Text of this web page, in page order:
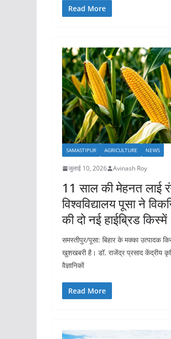
Read More
SAMASTIPUR AGRICULTURE NEWS
जुलाई 10, 2026 Avinash Roy
11 साल की मेहनत लाई
विश्वविद्यालय पूसा ने
की दो नई हाईब्रिड किस्में
समस्तीपुर/पूसा: बिहार के मक्का उत्पादक
खुशखबरी है। डॉ. राजेंद्र प्रसाद केंद्रीय
वैज्ञानिकों
Read More